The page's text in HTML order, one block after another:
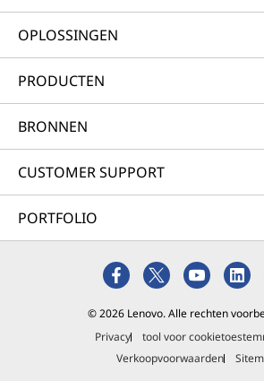
OPLOSSINGEN
PRODUCTEN
BRONNEN
CUSTOMER SUPPORT
PORTFOLIO
© 2026 Lenovo. Alle rechten
Privacy
tool voor
Verkoopvoorwaarden